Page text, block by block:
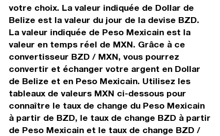
votre choix. La valeur indiquée de Dollar de
Belize est la valeur du jour de la devise BZD.
La valeur indiquée de Peso Mexicain est la
valeur en temps réel de MXN. Grâce à ce
convertisseur BZD / MXN, vous pourrez
convertir et échanger votre argent en Dollar
de Belize et en Peso Mexicain. Utilisez les
tableaux de valeurs MXN ci-dessous pour
connaître le taux de change du Peso Mexicain
à partir de BZD, le taux de change BZD à partir
de Peso Mexicain et le taux de change BZD /